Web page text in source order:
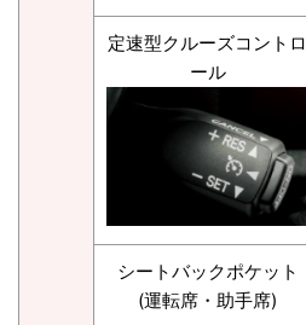
定速型クルーズコントロ
ール
シートバックポケット
(運転席・助手席)